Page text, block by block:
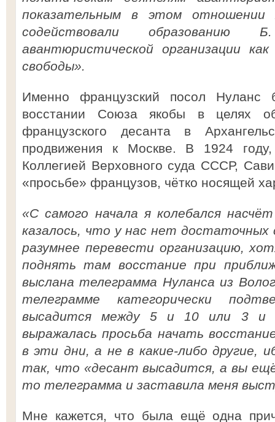
показательным в этом
содействовали образованию
авантюристической организации
свободы».
Именно французский посол Нуланс
восстании Союза якобы в целях
французского десанта в
продвижения к Москве. В 1924
Коллегией Верховного суда СССР,
«просьбе» французов, чётко носящей
«С самого начала я колебался
казалось, что у нас нет достаточных
разумнее перевести организацию,
поднять там восстание при
выслана телеграмма Нуланса из
телеграмме категорически
высадится между 5 и 10 или 3 и
выражалась просьба начать
в эти дни, а не в какие-либо другие,
так, что «десант высадится, а вы
то телеграмма и заставила меня
Мне кажется, что была ещё одна